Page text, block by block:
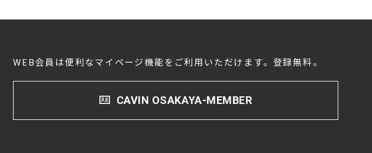
WEB会員は便利なマイページ機能をご利用いただけます。登録無料。
CAVIN OSAKAYA-MEMBER